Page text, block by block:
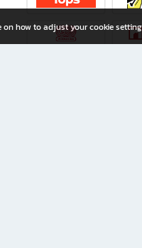
on how to adjust your cookie